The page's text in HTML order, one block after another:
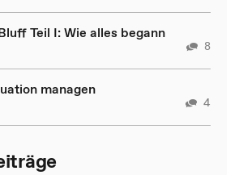
Teil I: Wie alles begann
8
managen
4